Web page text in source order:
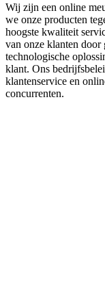
Wij zijn een online
we onze producten
hoogste kwaliteit
van onze klanten door
technologische
klant. Ons
klantenservice en
concurrenten.